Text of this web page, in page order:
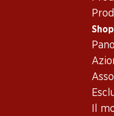
Il
Bortolomiol
,
Giallo pallido. Profumo di
appare finemente